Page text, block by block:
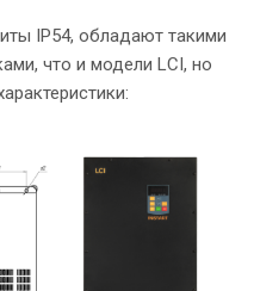
IP54, обладают такими
что и модели LCI, но